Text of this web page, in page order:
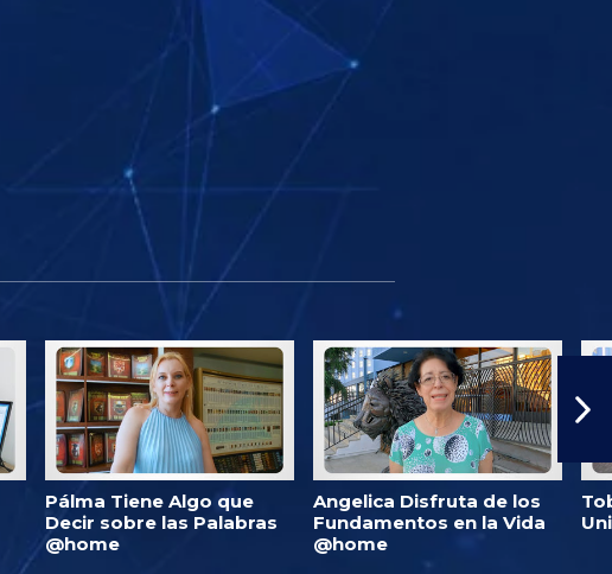
Pálma Tiene Algo que
Decir sobre las Palabras
@home
Angelica Disfruta de los
Fundamentos en la Vida
@home